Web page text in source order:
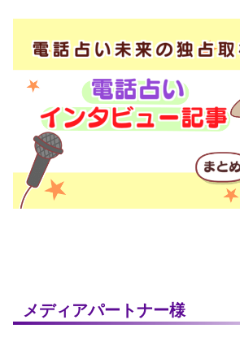
メディアパートナー様